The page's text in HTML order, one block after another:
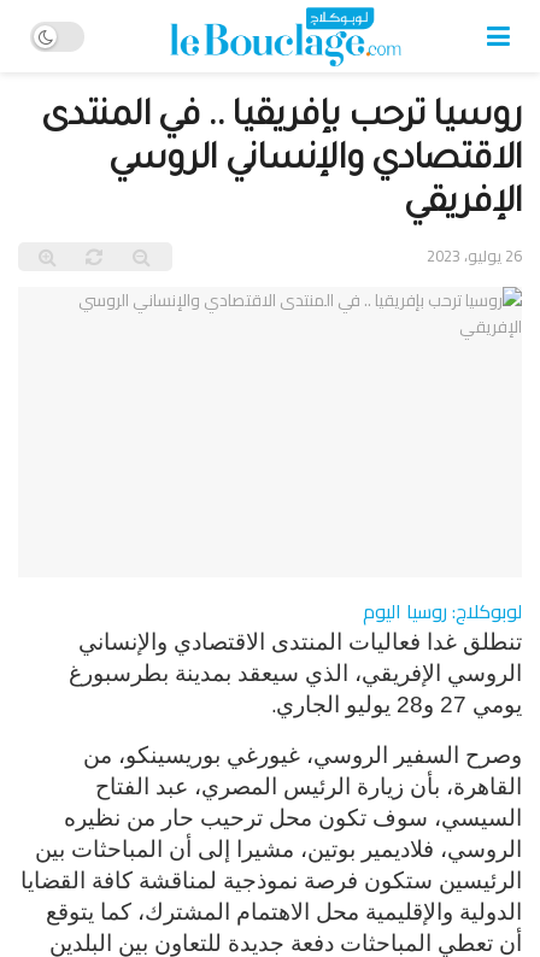
روسيا ترحب بإفريقيا .. في المنتدى
الاقتصادي والإنساني الروسي
الإفريقي
26 يوليو، 2023
لوبوكلاج: روسيا اليوم
تنطلق غدا فعاليات المنتدى الاقتصادي والإنساني
الروسي الإفريقي، الذي سيعقد بمدينة بطرسبورغ
يومي 27 و28 يوليو الجاري
.
وصرح السفير الروسي، غيورغي بوريسينكو، من
القاهرة، بأن زيارة الرئيس المصري، عبد الفتاح
السيسي، سوف تكون محل ترحيب حار من نظيره
الروسي، فلاديمير بوتين، مشيرا إلى أن المباحثات بين
الرئيسين ستكون فرصة نموذجية لمناقشة كافة القضايا
الدولية والإقليمية محل الاهتمام المشترك، كما يتوقع
أن تعطي المباحثات دفعة جديدة للتعاون بين البلدين